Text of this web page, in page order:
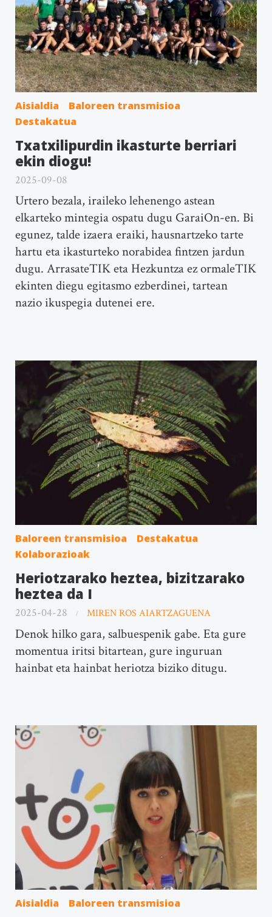
Aisialdia
Baloreen transmisioa
Destakatua
Txatxilipurdin ikasturte berriari
ekin diogu!
2025-09-08
Urtero bezala, iraileko lehenengo astean
elkarteko mintegia ospatu dugu GaraiOn-en. Bi
egunez, talde izaera eraiki, hausnartzeko tarte
hartu eta ikasturteko norabidea fintzen jardun
dugu. ArrasateTIK eta Hezkuntza ez ormaleTIK
ekinten diegu egitasmo ezberdinei, tartean
nazio ikuspegia dutenei ere.
Baloreen transmisioa
Destakatua
Kolaborazioak
Heriotzarako heztea, bizitzarako
heztea da I
2025-04-28 MIREN ROS AIARTZAGUENA
Denok hilko gara, salbuespenik gabe. Eta gure
momentua iritsi bitartean, gure inguruan
hainbat eta hainbat heriotza biziko ditugu.
Aisialdia Baloreen transmisioa